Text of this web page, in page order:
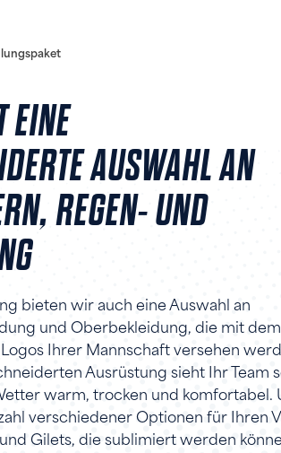
EINE
AUSWAHL AN W
REGEN- UND O
bieten wir auch eine Auswahl an
und Oberbekleidung, die mit dem
Ihrer Mannschaft versehen
Ausrüstung sieht Ihr Team
warm, trocken und komfortabel.
verschiedener Optionen für Ihren
Gilets, die sublimiert werden